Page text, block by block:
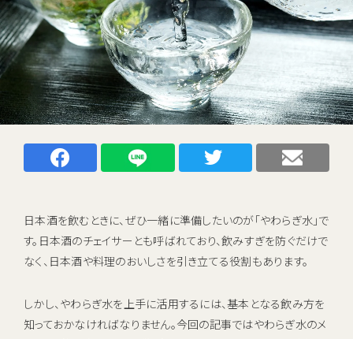
キャンペーン
お知らせ
ご利用中のお客さま
催事・イベント情報
資料請求
企業情報
すべて0 円
新規お申し込みはこちら
FacebookでシェアするLINEでシェアする Twitterでシェアする
日本酒を飲むときに、ぜひ一緒に準備したいのが「やわらぎ水」で
す。日本酒のチェイサーとも呼ばれており、飲みすぎを防ぐだけで
なく、日本酒や料理のおいしさを引き立てる役割もあります。
しかし、やわらぎ水を上手に活用するには、基本となる飲み方を
知っておかなければなりません。今回の記事ではやわらぎ水のメ